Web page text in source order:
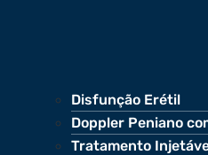
Disfunção Erétil
Doppler Peniano
Tratamento